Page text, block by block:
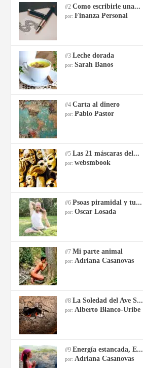
#2Como escribirle una...
por:Finanza Personal
#3Leche dorada
por:Sarah Banos
#4Carta al dinero
por:Pablo Pastor
#5Las 21 máscaras del...
por:websmbook
#6Psoas piramidal y tu...
por:Oscar Losada
#7Mi parte animal
por:Adriana Casanovas
#8La Soledad del Ave S...
por:Alberto Blanco-Uribe
#9Energía estancada, E...
por:Adriana Casanovas